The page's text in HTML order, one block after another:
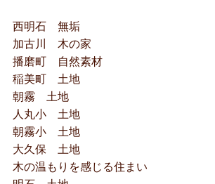
西明石 無垢
加古川 木の家
播磨町 自然素材
稲美町 土地
朝霧 土地
人丸小 土地
朝霧小 土地
大久保 土地
木の温もりを感じる住まい